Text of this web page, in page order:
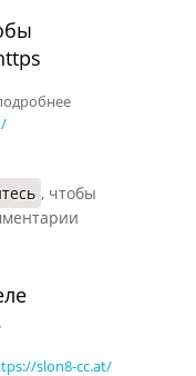
, чтобы
slon8-cc.at/